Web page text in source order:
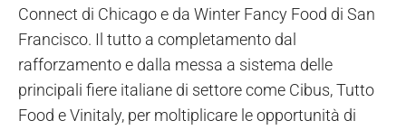
Connect di Chicago e da Winter Fancy Food di San
Francisco. Il tutto a completamento dal
rafforzamento e dalla messa a sistema delle
principali fiere italiane di settore come Cibus, Tutto
Food e Vinitaly, per moltiplicare le opportunità di